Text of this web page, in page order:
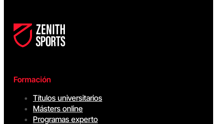
Formación
Títulos universitarios
Másters online
Programas experto